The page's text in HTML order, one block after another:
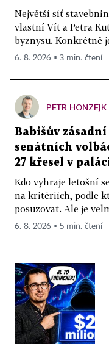
Největší síť
vlastní Vít a Petra
byznysu. Konkrétně
6. 8. 2026 ▪ 3 min. čtení
PETR HONZEJK
Babišův
senátních
27 křesel v
Kdo vyhraje letošní
na kritériích, podle
posuzovat. Ale je
6. 8. 2026 ▪ 5 min. čtení